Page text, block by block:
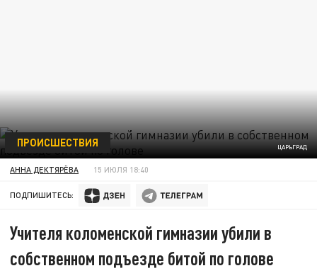
ЦАРЬГРАД
ПРОИСШЕСТВИЯ
АННА ДЕКТЯРЁВА 15 ИЮЛЯ 18:40
ПОДПИШИТЕСЬ:
Учителя коломенской гимназии убили в
собственном подъезде битой по голове